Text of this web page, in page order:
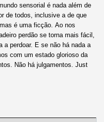
sensorial é nada além de
de todos, inclusive a de que
é uma ficção. Ao nos
perdão se torna mais fácil,
a perdoar. E se não há nada a
com um estado glorioso da
Não há julgamentos. Just